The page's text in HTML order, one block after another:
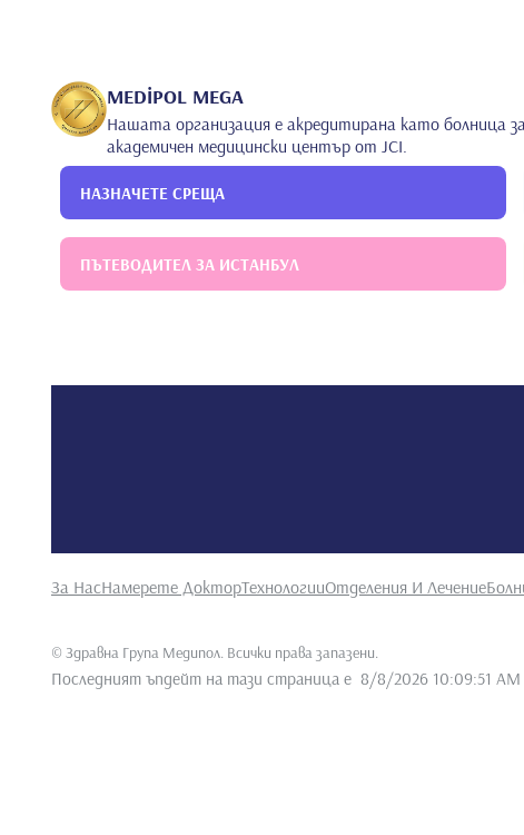
MEDİPOL MEGA
Нашата организация е акредитирана като болница
академичен медицински център от JCI.
НАЗНАЧЕТЕ СРЕЩА
ПЪТЕВОДИТЕЛ ЗА ИСТАНБУЛ
За НасНамерете ДокторТехнологииОтделения И Лечение
© Здравна Група Медипол. Всички права запазени.
Последният ъпдейт на тази страница е 8/8/2026 10:09:51 AM